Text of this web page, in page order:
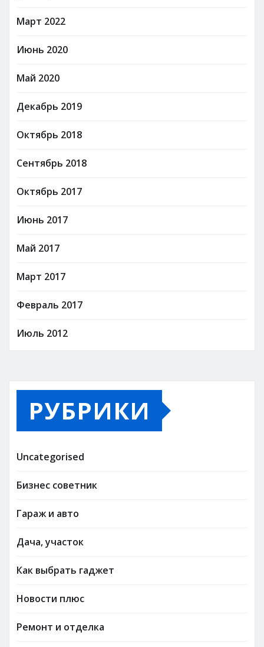
Март 2022
Июнь 2020
Май 2020
Декабрь 2019
Октябрь 2018
Сентябрь 2018
Октябрь 2017
Июнь 2017
Май 2017
Март 2017
Февраль 2017
Июль 2012
РУБРИКИ
Uncategorised
Бизнес советник
Гараж и авто
Дача, участок
Как выбрать гаджет
Новости плюс
Ремонт и отделка